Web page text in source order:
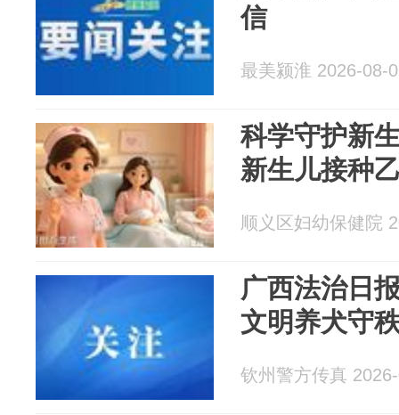
信
最美颍淮 2026-08-
科学守护新
新生儿接种
顺义区妇幼保健院
广西法治日
文明养犬守
钦州警方传真